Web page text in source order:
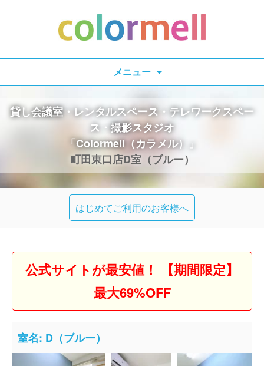
メニュー
索:
貸し会議室・レンタルスペース・テレワークスペー
ス・撮影スタジオ
「Colormell（カラメル）」
町田東口店D室（ブルー）
はじめてご利用のお客様へ
公式サイトが最安値！ 【期間限定】
最大69%OFF
室名: D（ブルー）